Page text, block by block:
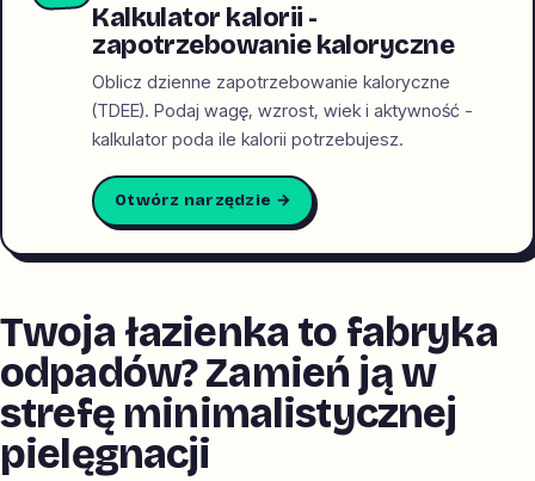
Kalkulator kalorii -
zapotrzebowanie kaloryczne
Oblicz dzienne zapotrzebowanie kaloryczne
(TDEE). Podaj wagę, wzrost, wiek i aktywność -
kalkulator poda ile kalorii potrzebujesz.
Otwórz narzędzie →
Twoja łazienka to fabryka
odpadów? Zamień ją w
strefę minimalistycznej
pielęgnacji